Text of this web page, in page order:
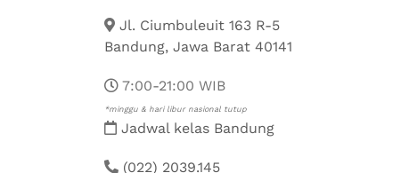
Jl. Ciumbuleuit 163 R-5
Bandung, Jawa Barat 40141
7:00-21:00 WIB
*minggu & hari libur nasional tutup
Jadwal kelas Bandung
(022) 2039.145